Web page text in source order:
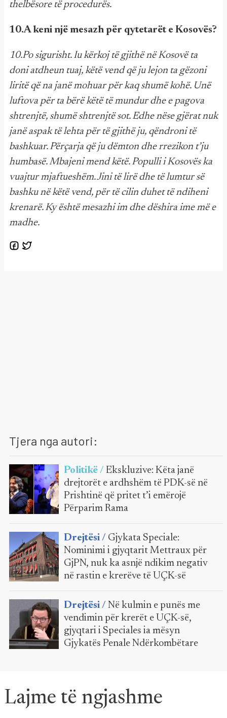
thelbësore të procedurës.
10.A keni një mesazh për qytetarët e Kosovës?
10.Po sigurisht. Iu kërkoj të gjithë në Kosovë ta
doni atdheun tuaj, këtë vend që ju lejon ta gëzoni
liritë që na janë mohuar për kaq shumë kohë. Unë
luftova për ta bërë këtë të mundur dhe e pagova
shtrenjtë, shumë shtrenjtë sot. Edhe nëse gjërat nuk
janë aspak të lehta për të gjithë ju, qëndroni të
bashkuar. Përçarja që ju dëmton dhe rrezikon t’ju
humbasë. Mbajeni mend këtë. Populli i Kosovës ka
vuajtur mjaftueshëm. Jini të lirë dhe të lumtur së
bashku në këtë vend, për të cilin duhet të ndiheni
krenarë. Ky është mesazhi im dhe dëshira ime më e
madhe.
Tjera nga autori:
Politikë / Ekskluzive: Këta janë
drejtorët e ardhshëm të PDK-së në
Prishtinë që pritet t’i emërojë
Përparim Rama
Drejtësi / Gjykata Speciale:
Nominimi i gjyqtarit Mettraux për
GjPN, nuk ka asnjë ndikim negativ
në rastin e krerëve të UÇK-së
Drejtësi / Në kulmin e punës me
vendimin për krerët e UÇK-së,
gjyqtari i Speciales ia mësyn
Gjykatës Penale Ndërkombëtare
Lajme të ngjashme